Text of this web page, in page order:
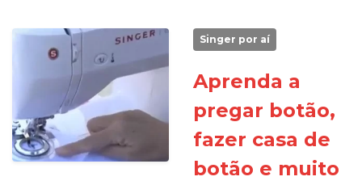
Singer por aí
Aprenda a
pregar botão,
fazer casa de
botão e muito